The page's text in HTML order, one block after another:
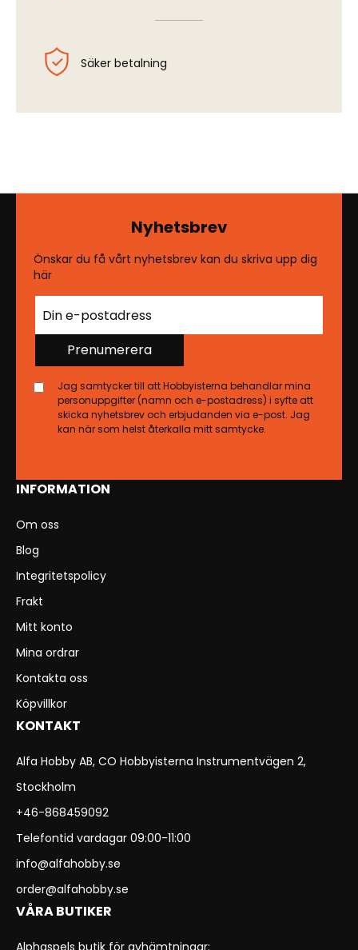
Säker betalning
INFORMATION
Om oss
Blog
Integritetspolicy
Frakt
Mitt konto
Mina ordrar
Kontakta oss
Köpvillkor
KONTAKT
Alfa Hobby AB, CO Hobbyisterna Instrumentvägen 2,
Stockholm
+46-868459092
Telefontid vardagar 09:00-11:00
info@alfahobby.se
order@alfahobby.se
VÅRA BUTIKER
Nyhetsbrev
Önskar du få vårt nyhetsbrev kan du skriva upp dig
här
Prenumerera
Jag samtycker till att Hobbyisterna behandlar mina
personuppgifter (namn och e-postadress) i syfte att
skicka nyhetsbrev och erbjudanden via e-post. Jag
kan när som helst återkalla mitt samtycke.